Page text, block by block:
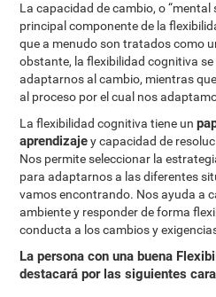
La capacidad de cambio, o “mental
principal componente de la
que a menudo son tratados como
obstante, la flexibilidad cognitiva
adaptarnos al cambio, mientras
al proceso por el cual nos
La flexibilidad cognitiva tiene un
aprendizajey capacidad de
Nos permite seleccionar la
para adaptarnos a las diferentes
vamos encontrando. Nos ayuda a
ambiente y responder de forma
conducta a los cambios y
La persona con una buena
destacará por las siguientes